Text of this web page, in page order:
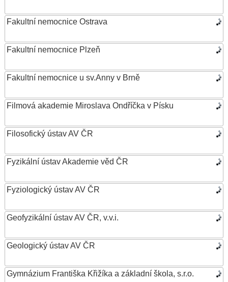
Fakultní nemocnice Ostrava
Fakultní nemocnice Plzeň
Fakultní nemocnice u sv.Anny v Brně
Filmová akademie Miroslava Ondříčka v Písku
Filosofický ústav AV ČR
Fyzikální ústav Akademie věd ČR
Fyziologický ústav AV ČR
Geofyzikální ústav AV ČR, v.v.i.
Geologický ústav AV ČR
Gymnázium Františka Křižíka a základní škola, s.r.o.